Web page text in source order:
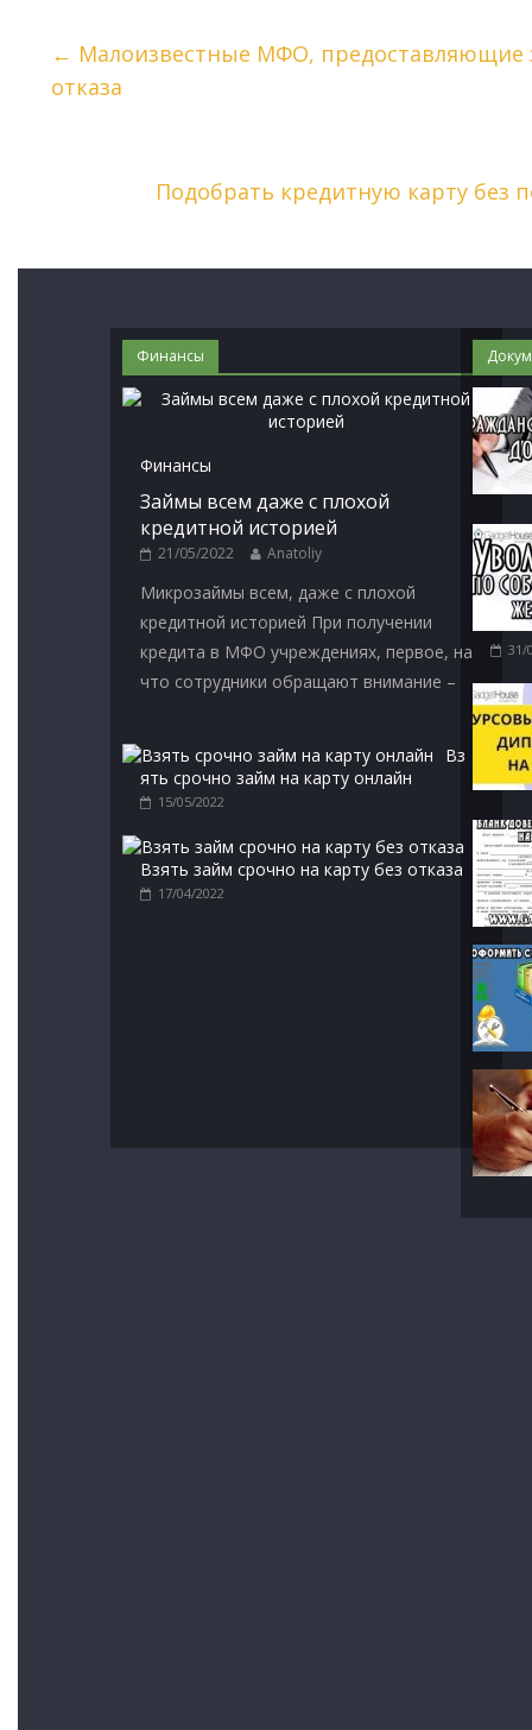
← Малоизвестные МФО, предоставляющие
отказа
Подобрать кредитную карту без
Финансы
Финансы
Займы всем даже с плохой
кредитной историей
21/05/2022 Anatoliy
Микрозаймы всем, даже с плохой
кредитной историей При получении
кредита в МФО учреждениях, первое, на
что сотрудники обращают внимание –
Вз
ять срочно займ на карту онлайн
15/05/2022
Взять займ срочно на карту без отказа
17/04/2022
31/